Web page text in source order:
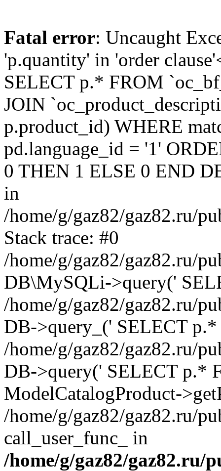
Fatal error: Uncaught
'p.quantity' in 'order
SELECT p.* FROM
JOIN
p.product_id) WHERE
pd.language_id = '1'
0 THEN 1 ELSE 0 END
in
/home/g/gaz82/gaz82.ru/
Stack trace: #0
/home/g/gaz82/gaz82.ru/
DB\MySQLi->query('
/home/g/gaz82/gaz82.ru/
DB->query_(' SELECT
/home/g/gaz82/gaz82.ru/
DB->query(' SELECT p.*
ModelCatalogProduct-
/home/g/gaz82/gaz82.ru/
call_user_func_ in
/home/g/gaz82/